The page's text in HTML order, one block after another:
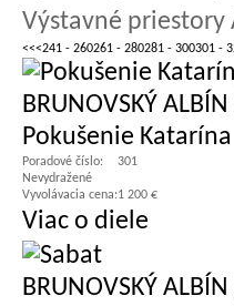
Výstavné priestory
<<<241 - 260261 - 280281 - 300301 -
BRUNOVSKÝ
Pokušenie Katarína
Poradové číslo:
301
Nevydražené
Vyvolávacia cena:1 200 €
Viac o diele
BRUNOVSKÝ